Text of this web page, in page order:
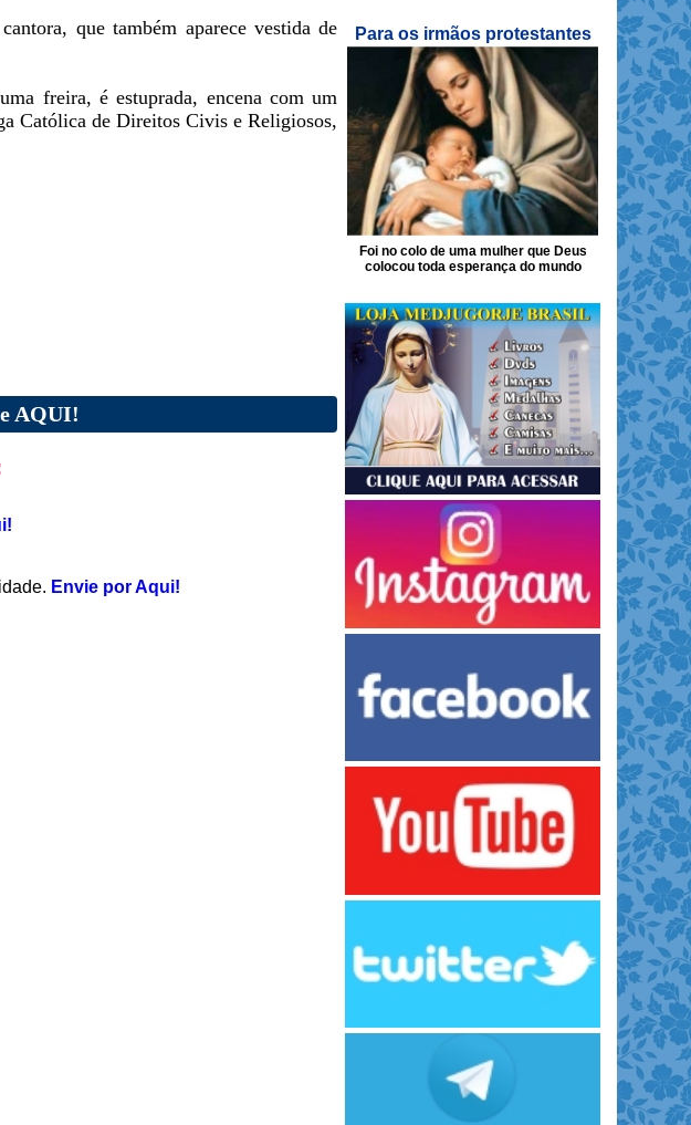
que também aparece vestida de
freira, é estuprada, encena com um
Católica de Direitos Civis e Religiosos,
AQUI!
Envie por Aqui!
Para os irmãos protestantes
Foi no colo de uma mulher que Deus
colocou toda esperança do mundo